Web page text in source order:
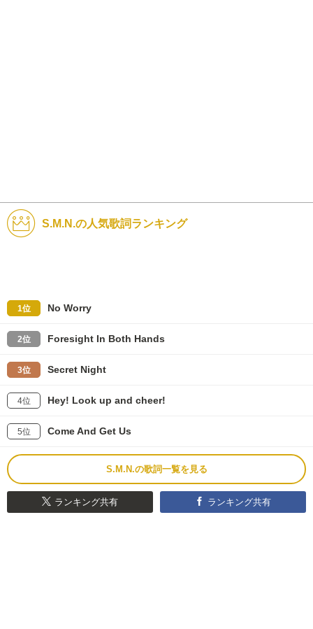
S.M.N.の人気歌詞ランキング
1位 No Worry
2位 Foresight In Both Hands
3位 Secret Night
4位 Hey! Look up and cheer!
5位 Come And Get Us
S.M.N.の歌詞一覧を見る
ランキング共有 ランキング共有